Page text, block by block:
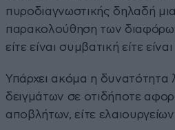
πυροδιαγνωστικής δηλαδή
παρακολούθηση των
είτε είναι συμβατική είτε
Υπάρχει ακόμα η δυνατότητα
δειγμάτων σε οτιδήποτε
αποβλήτων, είτε